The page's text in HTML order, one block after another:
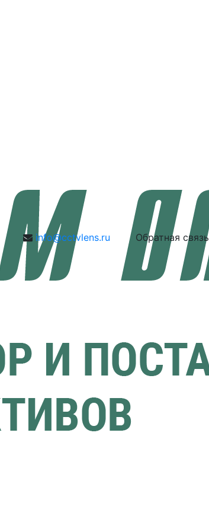
info@cctvlens.ru Обратная связь